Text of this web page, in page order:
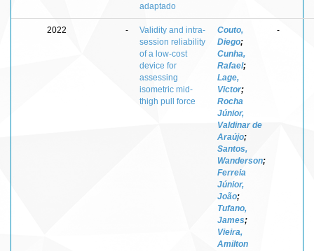
adaptado
2022 -
Validity and intra-
session reliability
of a low-cost
device for
assessing
isometric mid-
thigh pull force
Couto,
Diego;
Cunha,
Rafael;
Lage,
Victor;
Rocha
Júnior,
Valdinar de
Araújo;
Santos,
Wanderson;
Ferreia
Júnior,
João;
Tufano,
James;
Vieira,
Amilton
-